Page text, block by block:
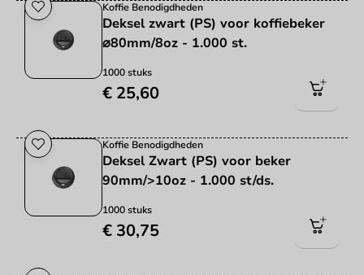
Koffie Benodigdheden
Deksel zwart (PS) voor koffiebeker
⌀80mm/8oz - 1.000 st.
1000 stuks
€ 25,60
Koffie Benodigdheden
Deksel Zwart (PS) voor beker
90mm/>10oz - 1.000 st/ds.
1000 stuks
€ 30,75